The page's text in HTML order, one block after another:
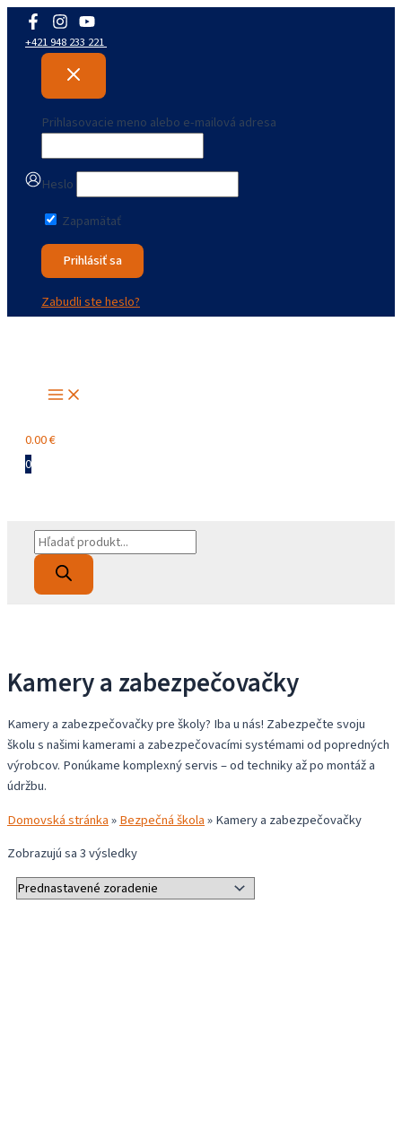
Preskočiť
+421 948 233 221
Prihlasovacie meno alebo e-mailová adresa
Heslo
Zapamätať
Zabudli ste heslo?
Main
Menu
0.00€
0
Products
search
Kamery a zabezpečovačky
Kamery a zabezpečovačky pre školy? Iba u nás! Zabezpečte svoju
školu s našimi kamerami a zabezpečovacími systémami od popredných
výrobcov. Ponúkame komplexný servis – od techniky až po montáž a
údržbu.
Domovská stránka»Bezpečná škola»Kamery a zabezpečovačky
Zobrazujú sa 3 výsledky